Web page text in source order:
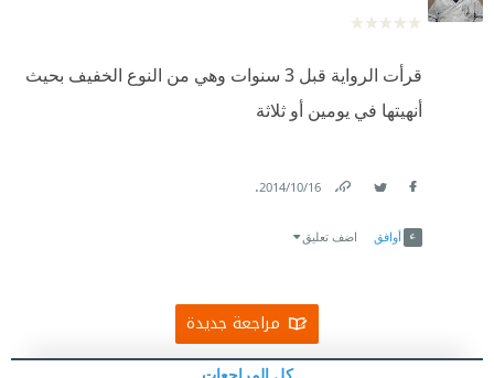
قرأت الرواية قبل 3 سنوات وهي من النوع الخفيف بحيث
أنهيتها في يومين أو ثلاثة
16‏/10‏/2014
.
أوافق اضف تعليق
مراجعة جديدة